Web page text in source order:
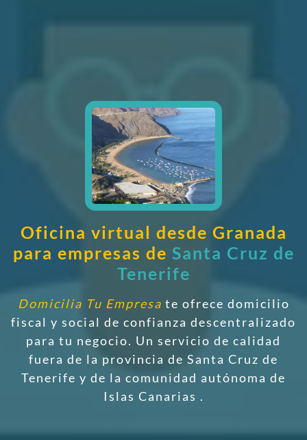
Oficina virtual desde Granada
para empresas de Santa Cruz de
Tenerife
Domicilia Tu Empresa te ofrece domicilio
fiscal y social de confianza descentralizado
para tu negocio. Un servicio de calidad
fuera de la provincia de Santa Cruz de
Tenerife y de la comunidad autónoma de
Islas Canarias .